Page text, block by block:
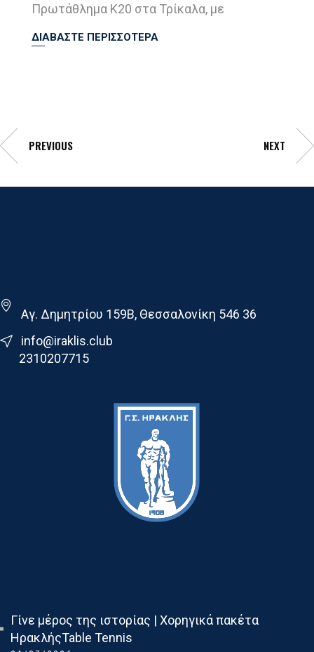
Πρωτάθλημα Κ20 στα Τρίκαλα, με
ΔΙΑΒΑΣΤΕ ΠΕΡΙΣΣΟΤΕΡΑ
PREVIOUS NEXT
Αγ. Δημητρίου 159Β, Θεσσαλονίκη 546 36
info@iraklis.club
2310207715
Γίνε μέρος της ιστορίας | Χορηγικά πακέτα
ΗρακλήςTable Tennis